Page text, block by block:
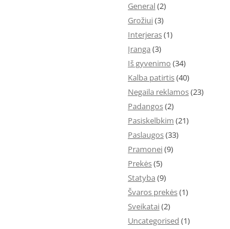
General(2)
Grožiui(3)
Interjeras(1)
Įranga (3)
Iš gyvenimo (34)
Kalba patirtis(40)
Negaila reklamos(23)
Padangos(2)
Pasiskelbkim (21)
Paslaugos(33)
Pramonei(9)
Prekės(5)
Statyba (9)
Švaros prekės(1)
Sveikatai(2)
Uncategorised (1)